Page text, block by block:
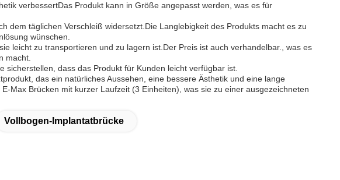
verbessertDas Produkt kann in Größe angepasst werden, was es für
dem täglichen Verschleiß widersetzt.Die Langlebigkeit des Produkts macht es zu
wünschen.
leicht zu transportieren und zu lagern ist.Der Preis ist auch verhandelbar., was es
macht.
dass das Produkt für Kunden leicht verfügbar ist.
das ein natürliches Aussehen, eine bessere Ästhetik und eine lange
Max Brücken mit kurzer Laufzeit (3 Einheiten), was sie zu einer ausgezeichneten
Vollbogen-Implantatbrücke